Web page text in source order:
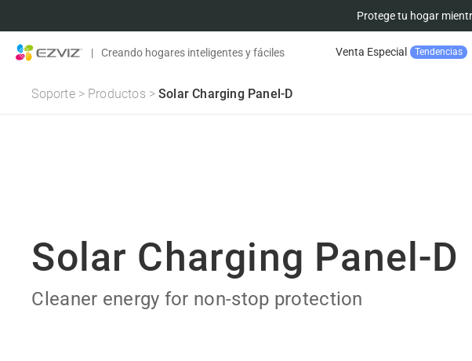
Protege tu hogar
| Creando hogares inteligentes y fáciles Venta Especial Tendencias
Soporte > Productos > Solar Charging Panel-D
Solar Charging Panel-D
Cleaner energy for non-stop protection